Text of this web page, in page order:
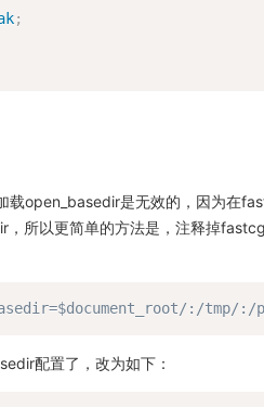
;
载open_basedir是无效的，因为在
所以更简单的方法是，注释掉
:/tmp/
配置了，改为如下：